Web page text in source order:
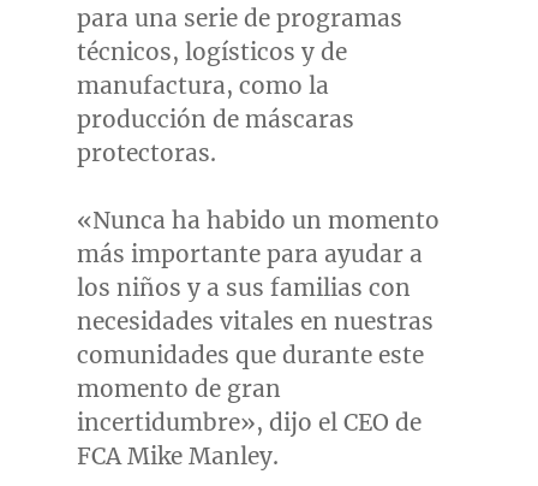
para una serie de programas
técnicos, logísticos y de
manufactura, como la
producción de máscaras
protectoras.
«Nunca ha habido un momento
más importante para ayudar a
los niños y a sus familias con
necesidades vitales en nuestras
comunidades que durante este
momento de gran
incertidumbre», dijo el CEO de
FCA Mike Manley.